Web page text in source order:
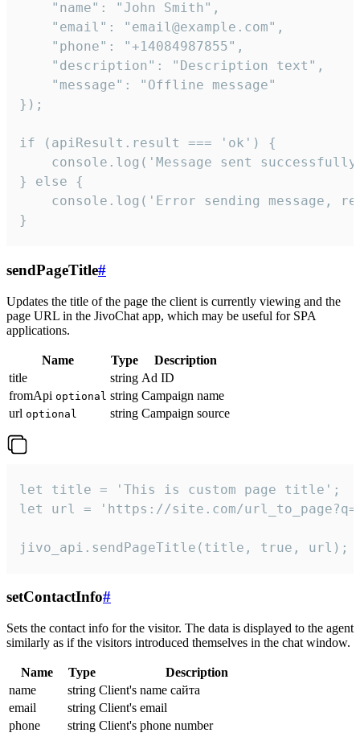
    "name": "John Smith",
    "email": "email@example.com",
    "phone": "+14084987855",
    "description": "Description text",
    "message": "Offline message"
});
if (apiResult.result === 'ok') {
console.log('Message sent
} else {
console.log('Error sending message,
}
sendPageTitle#
Updates the title of the page the client is currently viewing and the
page URL in the JivoChat app, which may be useful for SPA
applications.
Name Type
Description
title
string Ad ID
fromApi optional string Campaign name
url optional string Campaign source
let title = 'This is custom page title';
let url = 'https://site.com/
jivo_api.sendPageTitle(title, true, url);
setContactInfo#
Sets the contact info for the visitor. The data is displayed to the agent
similarly as if the visitors introduced themselves in the chat window.
Name Type
Description
name
string Client's name сайта
email
string Client's email
phone
string Client's phone number